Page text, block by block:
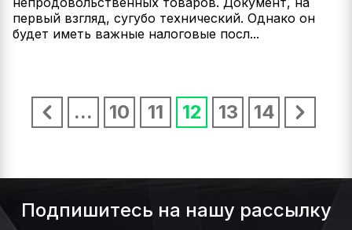
первый взгляд, сугубо технический. Однако он
будет иметь важные налоговые посл...
... 10 11 12 13 14
Подпишитесь на нашу рассылку